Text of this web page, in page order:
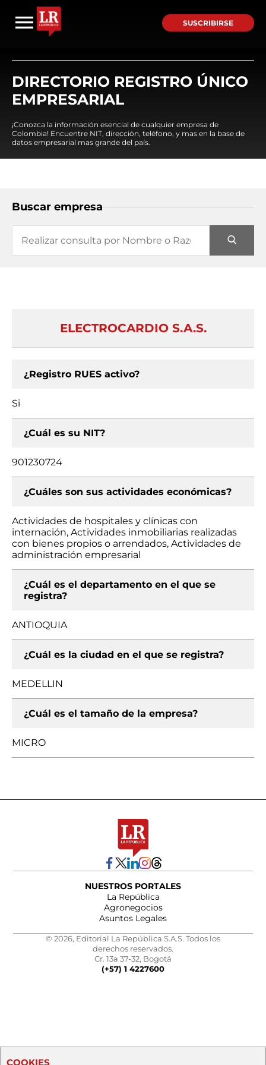
SUSCRIBIRSE
DIRECTORIO REGISTRO ÚNICO
EMPRESARIAL
¡Conozca la información esencial de cualquier empresa de
Colombia! Encuentre NIT, dirección, teléfono, y mas en la base de
datos empresarial mas grande del país.
Buscar empresa
ELECTROCARDIO S.A.S.
¿Registro RUES activo?
Si
¿Cuál es su NIT?
901230724
¿Cuáles son sus actividades económicas?
Actividades de hospitales y clínicas con
internación, Actividades inmobiliarias realizadas
con bienes propios o arrendados, Actividades de
administración empresarial
¿Cuál es el departamento en el que se
registra?
ANTIOQUIA
¿Cuál es la ciudad en el que se registra?
MEDELLIN
¿Cuál es el tamaño de la empresa?
MICRO
NUESTROS PORTALES
La República
Agronegocios
Asuntos Legales
© 2026, Editorial La República S.A.S. Todos los
derechos reservados.
Cr. 13a 37-32, Bogotá
(+57) 1 4227600
COOKIES